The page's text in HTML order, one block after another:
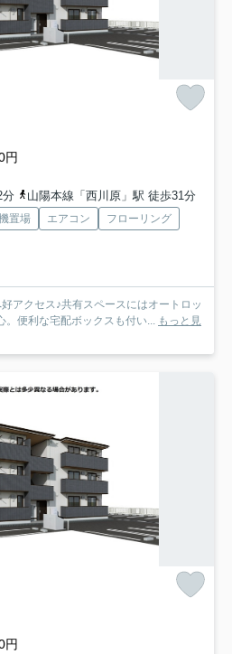
円
分
山陽本線「西川原」駅 徒歩31分
置場 エアコン
フローリング
アクセス♪共有スペースにはオートロッ
。便利な宅配ボックスも付い... もっと見
円